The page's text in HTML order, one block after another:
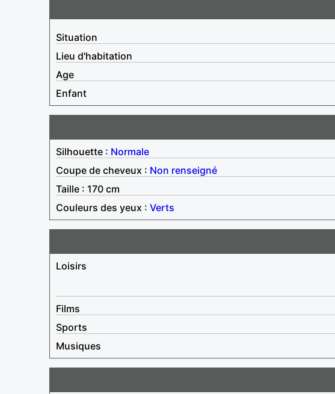
Situation
Lieu d'habitation
Age
Enfant
Silhouette : Normale
Coupe de cheveux : Non renseigné
Taille : 170 cm
Couleurs des yeux : Verts
Loisirs
Films
Sports
Musiques